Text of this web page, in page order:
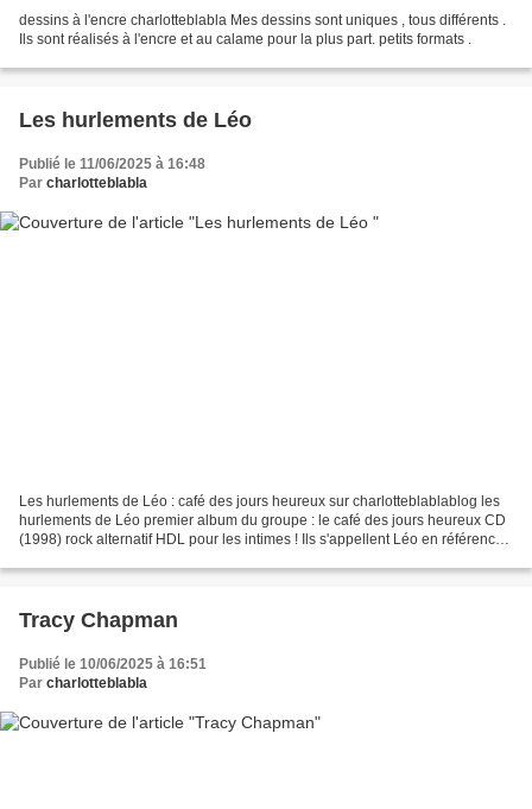
dessins à l'encre charlotteblabla Mes dessins sont uniques , tous différents .
Ils sont réalisés à l'encre et au calame pour la plus part. petits formats .
Les hurlements de Léo
Publié le 11/06/2025 à 16:48
Par charlotteblabla
Les hurlements de Léo : café des jours heureux sur charlotteblablablog les
hurlements de Léo premier album du groupe : le café des jours heureux CD
(1998) rock alternatif HDL pour les intimes ! Ils s'appellent Léo en référence
Tracy Chapman
Publié le 10/06/2025 à 16:51
Par charlotteblabla